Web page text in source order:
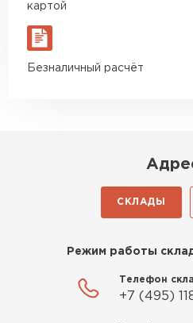
картой
Безналичный расчёт
СКЛАДЫ
Режим работы
Телефон
+7 (495)
Утеплитель
Утеплитель
ПЕРЕЙТИ